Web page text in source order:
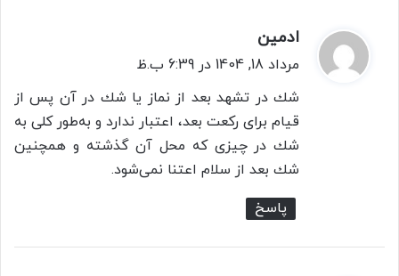
ادمین
ف
:
مرداد 18, 1404 در 6:39 ب.ظ
شك در تشهد بعد از نماز يا شك در آن پس از
قيام براى ركعت بعد، اعتبار ندارد و به‌طور كلى به
شك در چيزى كه محل آن گذشته و همچنين
شك بعد از سلام اعتنا نمى‌شود.
پاسخ